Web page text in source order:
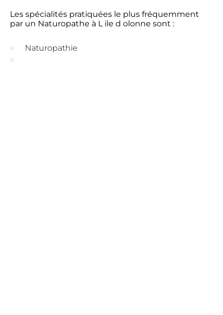
Les spécialités pratiquées le plus fréquemment
par un Naturopathe à L ile d olonne sont :
Naturopathie